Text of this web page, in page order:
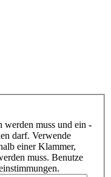
werden muss und ein -
darf. Verwende
einer Klammer,
muss. Benutze